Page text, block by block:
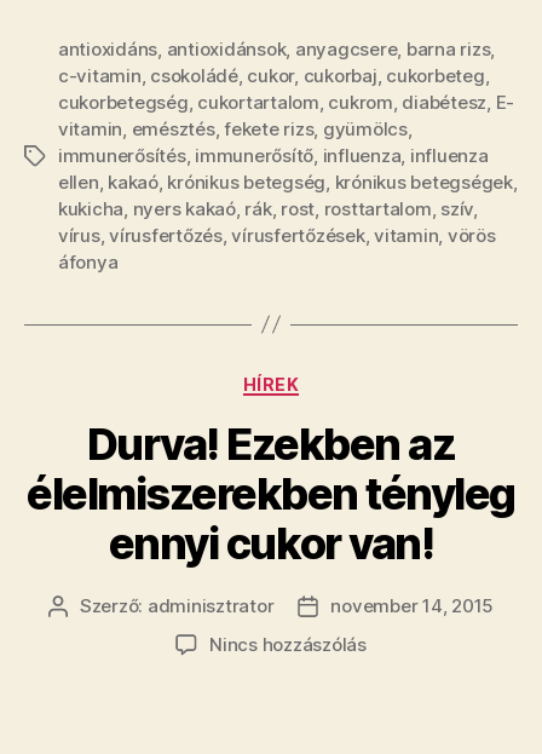
Címkék
antioxidáns antioxidánsok, anyagcsere, barna rizs,
c-vitamin csokoládé, cukor, cukorbaj cukorbeteg
cukorbetegség cukortartalom cukrom diabétesz E-
vitamin emésztés,fekete rizs, gyümölcs,
immunerősítés, immunerősítő influenza influenza
ellen kakaó, krónikus betegség krónikus betegségek,
kukicha nyers kakaó, rák, rost rosttartalom szív
vírus,vírusfertőzés,vírusfertőzések,vitamin vörös
áfonya
Kategóriák
HÍREK
Durva! Ezekben az
élelmiszerekben tényleg
ennyi cukor van!
Bejegyzés
Szerző: adminisztrator
Bejegyzés
dátuma
november 14, 2015
Nincs hozzászólása(z)